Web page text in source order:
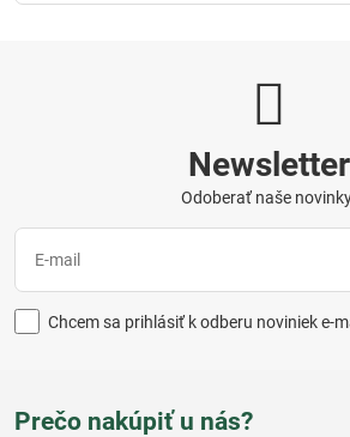
Newsletter
Odoberať naše
Chcem sa prihlásiť k odberu noviniek e-
Prečo nakúpiť u nás?